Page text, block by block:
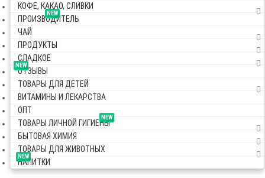
КОФЕ, КАКАО, СЛИВКИ
NEW
ПРОИЗВОДИТЕЛЬ
ЧАЙ
ПРОДУКТЫ
СЛАДКОЕ
NEW
ОТЗЫВЫ
ТОВАРЫ ДЛЯ ДЕТЕЙ
ВИТАМИНЫ И ЛЕКАРСТВА
ОПТ
NEW
ТОВАРЫ ЛИЧНОЙ ГИГИЕНЫ
БЫТОВАЯ ХИМИЯ
ТОВАРЫ ДЛЯ ЖИВОТНЫХ
NEW
НАПИТКИ